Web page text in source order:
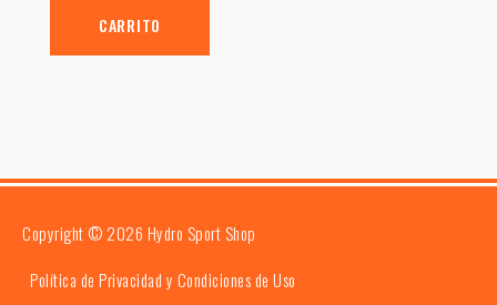
CARRITO
Copyright © 2026 Hydro Sport Shop
Política de Privacidad y Condiciones de Uso